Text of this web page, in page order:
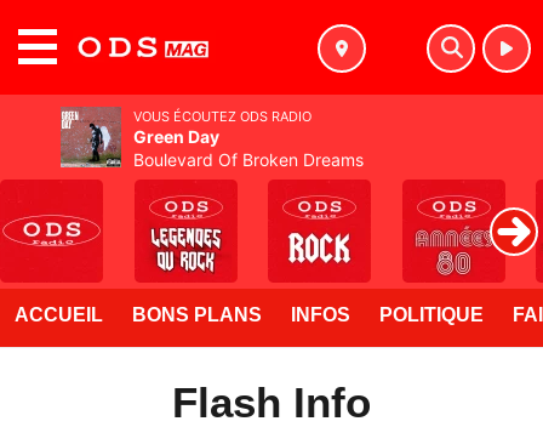
ACCUEIL BONS PLANS INFOS POLITIQUE
Flash Info
VOUS ÉCOUTEZ ODS RADIO
Green Day
Boulevard Of Broken Dreams